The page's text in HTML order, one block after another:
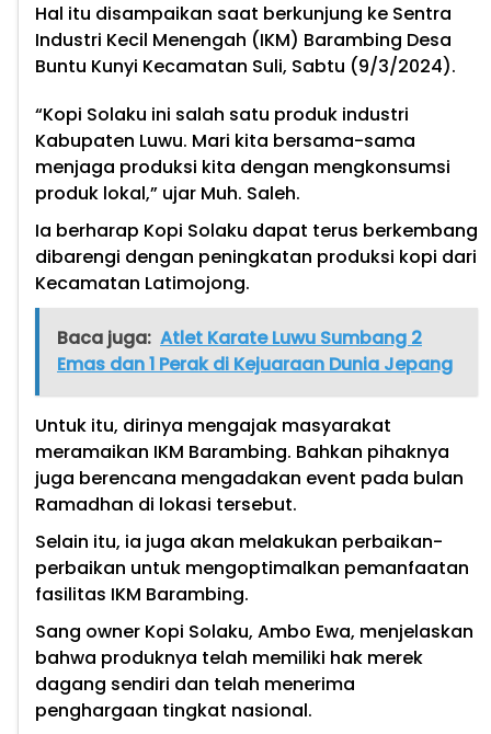
Hal itu disampaikan saat berkunjung ke Sentra
Industri Kecil Menengah (IKM) Barambing Desa
Buntu Kunyi Kecamatan Suli, Sabtu (9/3/2024).
“Kopi Solaku ini salah satu produk industri
Kabupaten Luwu. Mari kita bersama-sama
menjaga produksi kita dengan mengkonsumsi
produk lokal,” ujar Muh. Saleh.
Ia berharap Kopi Solaku dapat terus berkembang
dibarengi dengan peningkatan produksi kopi dari
Kecamatan Latimojong.
Baca juga: Atlet Karate Luwu Sumbang 2
Emas dan 1 Perak di Kejuaraan Dunia Jepang
Untuk itu, dirinya mengajak masyarakat
meramaikan IKM Barambing. Bahkan pihaknya
juga berencana mengadakan event pada bulan
Ramadhan di lokasi tersebut.
Selain itu, ia juga akan melakukan perbaikan-
perbaikan untuk mengoptimalkan pemanfaatan
fasilitas IKM Barambing.
Sang owner Kopi Solaku, Ambo Ewa, menjelaskan
bahwa produknya telah memiliki hak merek
dagang sendiri dan telah menerima
penghargaan tingkat nasional.